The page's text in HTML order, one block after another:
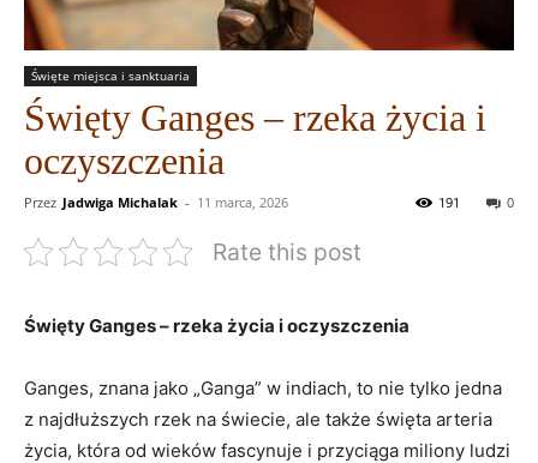
Święte miejsca i sanktuaria
Święty Ganges – rzeka życia i
oczyszczenia
Przez Jadwiga Michalak - 11 marca, 2026 0
191
Rate this post
Święty Ganges – rzeka życia i oczyszczenia
Ganges, znana jako „Ganga” w indiach, to nie tylko jedna
z najdłuższych rzek na świecie, ale także święta arteria
życia, która od wieków fascynuje i przyciąga miliony ludzi